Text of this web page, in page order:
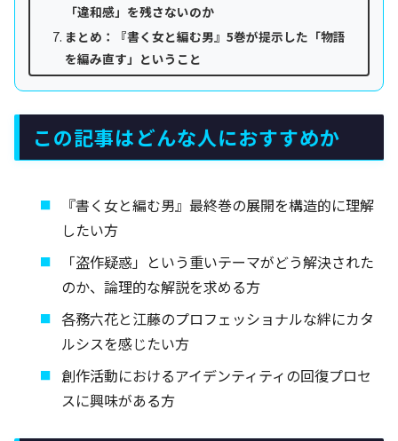
「違和感」を残さないのか
まとめ：『書く女と編む男』5巻が提示した「物語
を編み直す」ということ
この記事はどんな人におすすめか
『書く女と編む男』最終巻の展開を構造的に理解
したい方
「盗作疑惑」という重いテーマがどう解決された
のか、論理的な解説を求める方
各務六花と江藤のプロフェッショナルな絆にカタ
ルシスを感じたい方
創作活動におけるアイデンティティの回復プロセ
スに興味がある方